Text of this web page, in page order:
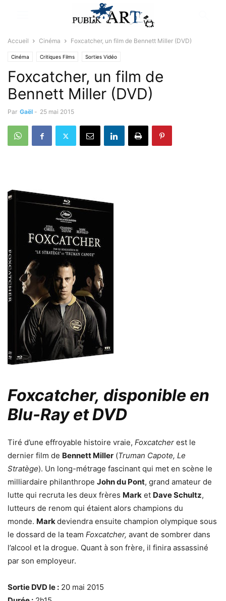
Accueil Cinéma Foxcatcher, un film de Bennett Miller (DVD)
Cinéma Critiques Films Sorties Vidéo
Foxcatcher, un film de
Bennett Miller (DVD)
Par Gaël - 25 mai 2015
Foxcatcher, disponible en
Blu-Ray et DVD
Tiré d’une effroyable histoire vraie, Foxcatcher est le
dernier film de Bennett Miller (Truman Capote, Le
Stratège). Un long-métrage fascinant qui met en scène le
milliardaire philanthrope John du Pont, grand amateur de
lutte qui recruta les deux frères Mark et Dave Schultz,
lutteurs de renom qui étaient alors champions du
monde. Markdeviendra ensuite champion olympique sous
le dossard de la team Foxcatcher, avant de sombrer dans
l’alcool et la drogue. Quant à son frère, il finira assassiné
par son employeur.
Sortie DVD le : 20 mai 2015